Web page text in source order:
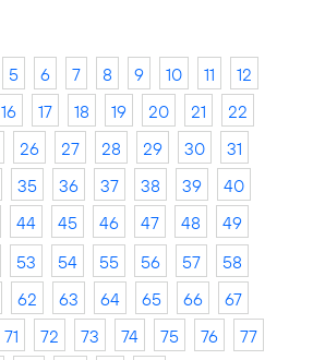
5 6 7 8 9 10 11
12
16 17 18 19 20 21
22
26 27 28 29 30
31
35 36 37 38 39
40
44 45 46 47 48
49
53 54 55 56 57
58
62 63 64 65 66
67
71 72 73 74 75 76
77